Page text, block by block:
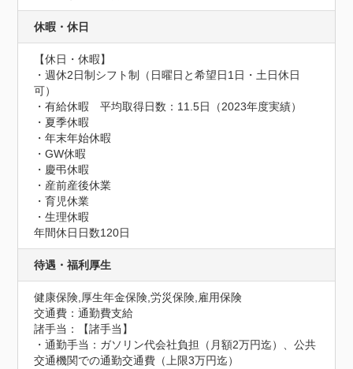
休暇・休日
【休日・休暇】
・週休2日制シフト制（日曜日と希望日1日・土日休日
可）
・有給休暇　平均取得日数：11.5日（2023年度実績）
・夏季休暇
・年末年始休暇
・GW休暇
・慶弔休暇
・産前産後休業
・育児休業
・生理休暇
年間休日日数120日
待遇・福利厚生
健康保険,厚生年金保険,労災保険,雇用保険
交通費：通勤費支給
諸手当：【諸手当】
・通勤手当：ガソリン代会社負担（月額2万円迄）、公共
交通機関での通勤交通費（上限3万円迄）